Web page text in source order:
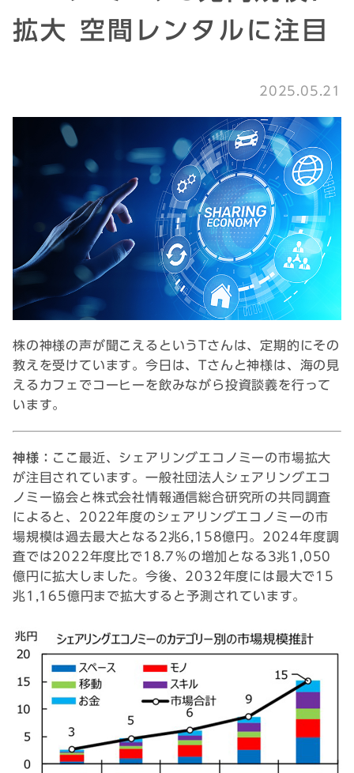
拡大 空間レンタルに注目
2025.05.21
株の神様の声が聞こえるというTさんは、定期的にその
教えを受けています。今日は、Tさんと神様は、海の見
えるカフェでコーヒーを飲みながら投資談義を行って
います。
神様： ここ最近、シェアリングエコノミーの市場拡大
が注目されています。一般社団法人シェアリングエコ
ノミー協会と株式会社情報通信総合研究所の共同調査
によると、2022年度のシェアリングエコノミーの市
場規模は過去最大となる2兆6,158億円。2024年度調
査では2022年度比で18.7％の増加となる3兆1,050
億円に拡大しました。今後、2032年度には最大で15
兆1,165億円まで拡大すると予測されています。